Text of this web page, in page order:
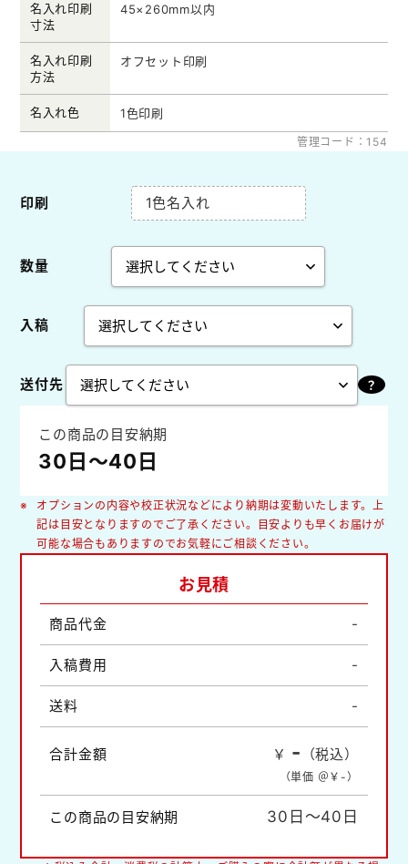
名入れ印刷
寸法
45×260mm以内
名入れ印刷
方法
オフセット印刷
名入れ色 1色印刷
管理コード：154
印刷 1色名入れ
数量
入稿
送付先
この商品の目安納期
30日～40日
オプションの内容や校正状況などにより納期は変動いたします。上
記は目安となりますのでご了承ください。目安よりも早くお届けが
可能な場合もありますのでお気軽にご相談ください。
お見積
商品代金 -
入稿費用 -
送料 -
合計金額 ￥ - （税込）
（単価 ＠￥-）
この商品の目安納期 30日～40日